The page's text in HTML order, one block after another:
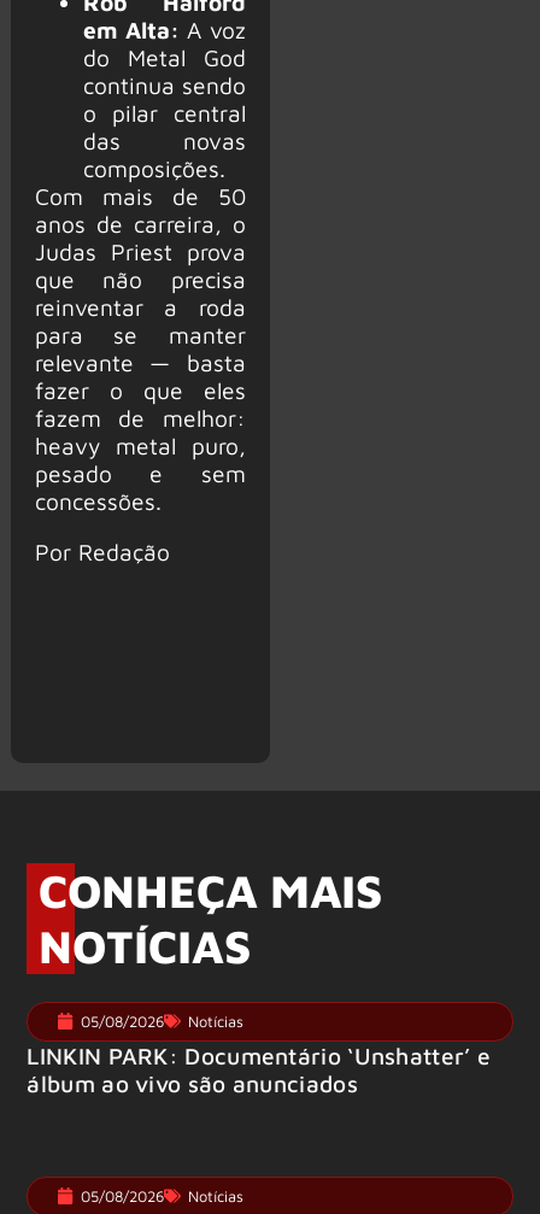
em Alta: A voz
do Metal God
continua sendo
o pilar central
das novas
composições.
Com mais de 50
anos de carreira, o
Judas Priest prova
que não precisa
reinventar a roda
para se manter
relevante — basta
fazer o que eles
fazem de melhor:
heavy metal puro,
pesado e sem
concessões.
Por Redação
CONHEÇA MAIS
NOTÍCIAS
05/08/2026 Notícias
LINKIN PARK: Documentário ‘Unshatter’ e
álbum ao vivo são anunciados
05/08/2026 Notícias